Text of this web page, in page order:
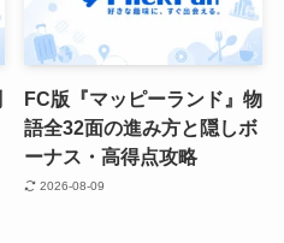
FC版『マッピーランド』物
語全32面の進み方と隠しボ
ーナス・高得点攻略
2026-08-09